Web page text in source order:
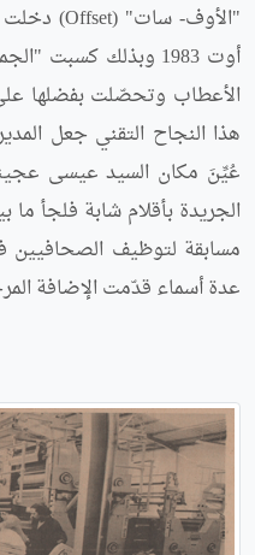
أوت 1983 وبذلك
الأعطاب وتحصّلت بفضلها
هذا النجاح التقني جعل
مسابقة لتوظيف الصحافيين
عدة أسماء قدّمت الإضافة